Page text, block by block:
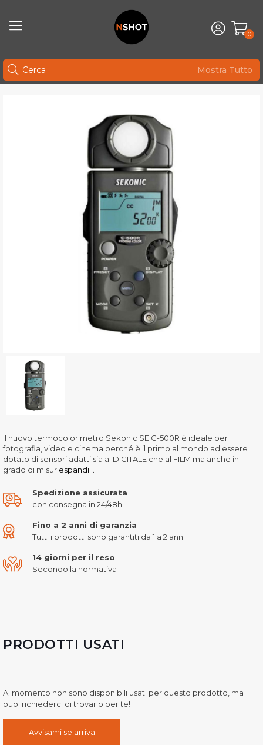
0
Mostra Tutto
Il nuovo termocolorimetro Sekonic SE C-500R è ideale per
fotografia, video e cinema perché è il primo al mondo ad essere
dotato di sensori adatti sia al DIGITALE che al FILM ma anche in
grado di misur espandi...
Spedizione assicurata
con consegna in 24/48h
Fino a 2 anni di garanzia
Tutti i prodotti sono garantiti da 1 a 2 anni
14 giorni per il reso
Secondo la normativa
PRODOTTI USATI
Al momento non sono disponibili usati per questo prodotto, ma
puoi richiederci di trovarlo per te!
Avvisami se arriva